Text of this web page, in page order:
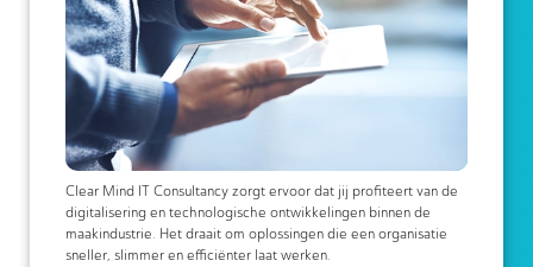
Clear Mind IT Consultancy zorgt ervoor dat jij profiteert van de
digitalisering en technologische ontwikkelingen binnen de
maakindustrie. Het draait om oplossingen die een organisatie
sneller, slimmer en efficiënter laat werken.